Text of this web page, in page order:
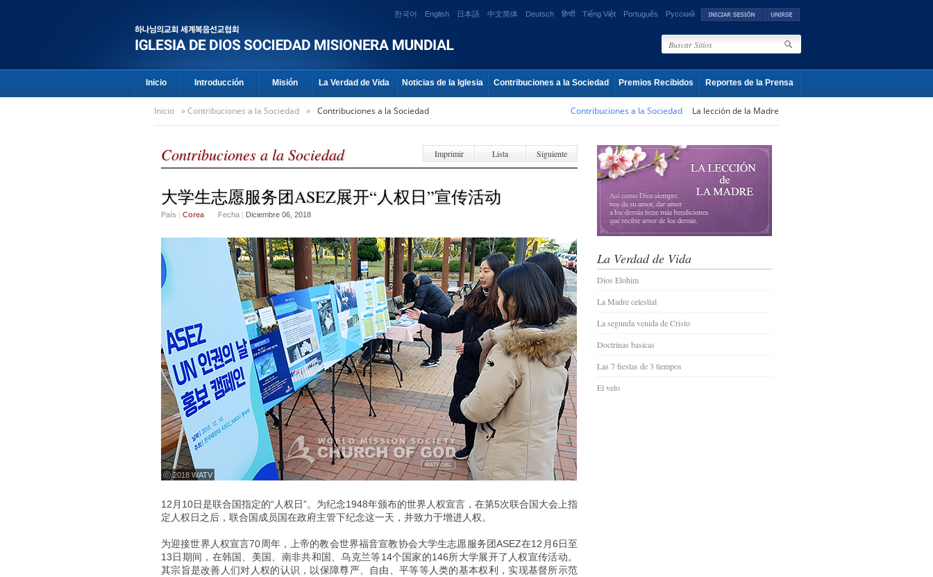
한국어 English 日本語 中文简体 Deutsch हिन्दी Tiếng Việt Português Русский
Inicio Introducción Misión La Verdad de Vida Noticias de la Iglesia Contribuciones a la Sociedad Premios Recibidos Reportes de la Prensa
Inicio »Contribuciones a la Sociedad » Contribuciones a la Sociedad Contribuciones a la Sociedad La lección de la Madre
Contribuciones a la Sociedad Imprimir Lista Siguiente
大学生志愿服务团ASEZ展开“人权日”宣传活动
País | Corea Fecha | Diciembre 06, 2018
ⓒ 2018 WATV
12月10日是联合国指定的“人权日”。为纪念1948年颁布的世界人权宣言，在第5次联合国大会上指
定人权日之后，联合国成员国在政府主管下纪念这一天，并致力于增进人权。
为迎接世界人权宣言70周年，上帝的教会世界福音宣教协会大学生志愿服务团ASEZ在12月6日至
13日期间，在韩国、美国、南非共和国、乌克兰等14个国家的146所大学展开了人权宣传活动。
其宗旨是改善人们对人权的认识，以保障尊严、自由、平等等人类的基本权利，实现基督所示范
La Verdad de Vida
Dios Elohim
La Madre celestial
La segunda venida de Cristo
Doctrinas basicas
Las 7 fiestas de 3 tiempos
El velo